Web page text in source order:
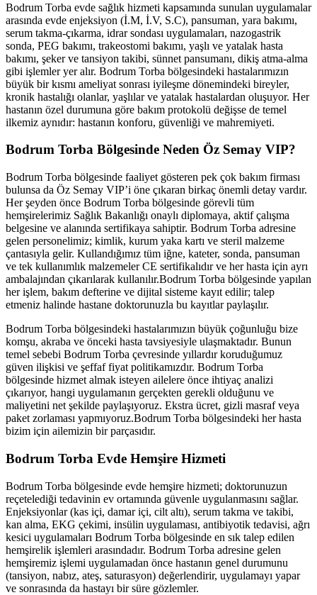
Bodrum Torba evde sağlık hizmeti kapsamında sunulan uygulamalar
arasında evde enjeksiyon (İ.M, İ.V, S.C), pansuman, yara bakımı,
serum takma-çıkarma, idrar sondası uygulamaları, nazogastrik
sonda, PEG bakımı, trakeostomi bakımı, yaşlı ve yatalak hasta
bakımı, şeker ve tansiyon takibi, sünnet pansumanı, dikiş atma-alma
gibi işlemler yer alır. Bodrum Torba bölgesindeki hastalarımızın
büyük bir kısmı ameliyat sonrası iyileşme dönemindeki bireyler,
kronik hastalığı olanlar, yaşlılar ve yatalak hastalardan oluşuyor. Her
hastanın özel durumuna göre bakım protokolü değişse de temel
ilkemiz aynıdır: hastanın konforu, güvenliği ve mahremiyeti.
Bodrum Torba Bölgesinde Neden Öz Semay VIP?
Bodrum Torba bölgesinde faaliyet gösteren pek çok bakım firması
bulunsa da Öz Semay VIP’i öne çıkaran birkaç önemli detay vardır.
Her şeyden önce Bodrum Torba bölgesinde görevli tüm
hemşirelerimiz Sağlık Bakanlığı onaylı diplomaya, aktif çalışma
belgesine ve alanında sertifikaya sahiptir. Bodrum Torba adresine
gelen personelimiz; kimlik, kurum yaka kartı ve steril malzeme
çantasıyla gelir. Kullandığımız tüm iğne, kateter, sonda, pansuman
ve tek kullanımlık malzemeler CE sertifikalıdır ve her hasta için ayrı
ambalajından çıkarılarak kullanılır.Bodrum Torba bölgesinde yapılan
her işlem, bakım defterine ve dijital sisteme kayıt edilir; talep
etmeniz halinde hastane doktorunuzla bu kayıtlar paylaşılır.
Bodrum Torba bölgesindeki hastalarımızın büyük çoğunluğu bize
komşu, akraba ve önceki hasta tavsiyesiyle ulaşmaktadır. Bunun
temel sebebi Bodrum Torba çevresinde yıllardır koruduğumuz
güven ilişkisi ve şeffaf fiyat politikamızdır. Bodrum Torba
bölgesinde hizmet almak isteyen ailelere önce ihtiyaç analizi
çıkarıyor, hangi uygulamanın gerçekten gerekli olduğunu ve
maliyetini net şekilde paylaşıyoruz. Ekstra ücret, gizli masraf veya
paket zorlaması yapmıyoruz.Bodrum Torba bölgesindeki her hasta
bizim için ailemizin bir parçasıdır.
Bodrum Torba Evde Hemşire Hizmeti
Bodrum Torba bölgesinde evde hemşire hizmeti; doktorunuzun
reçetelediği tedavinin ev ortamında güvenle uygulanmasını sağlar.
Enjeksiyonlar (kas içi, damar içi, cilt altı), serum takma ve takibi,
kan alma, EKG çekimi, insülin uygulaması, antibiyotik tedavisi, ağrı
kesici uygulamaları Bodrum Torba bölgesinde en sık talep edilen
hemşirelik işlemleri arasındadır. Bodrum Torba adresine gelen
hemşiremiz işlemi uygulamadan önce hastanın genel durumunu
(tansiyon, nabız, ateş, saturasyon) değerlendirir, uygulamayı yapar
ve sonrasında da hastayı bir süre gözlemler.